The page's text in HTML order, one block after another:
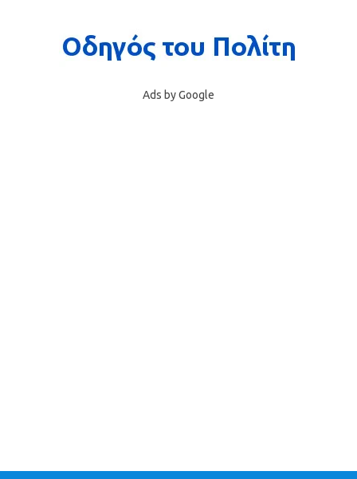
Ads by Google